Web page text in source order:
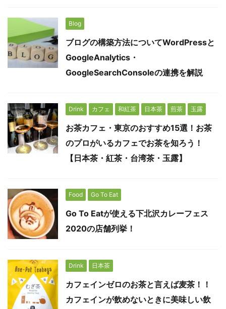
Blog
ブログの構築方法についてWordPressと
GoogleAnalytics・
GoogleSearchConsoleの連携を解説
Drink カフェ 和紅茶 日本茶 煎茶 玉露
お茶カフェ・東京のおすすめ15選！お茶
のプロがいるカフェでお茶を知ろう！
【日本茶・紅茶・台湾茶・玉露】
Food Go To Eat
Go To Eatが使える下北沢カレーフェス
2020の店舗列挙！
Drink 日本茶
カフェインゼロのお茶と言えば麦茶！！
カフェインが飲めないときに美味しい飲